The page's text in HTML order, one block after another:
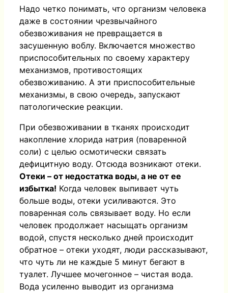
Надо четко понимать, что организм человека
даже в состоянии чрезвычайного
обезвоживания не превращается в
засушенную воблу. Включается множество
приспособительных по своему характеру
механизмов, противостоящих
обезвоживанию. А эти приспособительные
механизмы, в свою очередь, запускают
патологические реакции.
При обезвоживании в тканях происходит
накопление хлорида натрия (поваренной
соли) с целью осмотически связать
дефицитную воду. Отсюда возникают отеки.
Отеки – от недостатка воды, а не от ее
избытка! Когда человек выпивает чуть
больше воды, отеки усиливаются. Это
поваренная соль связывает воду. Но если
человек продолжает насыщать организм
водой, спустя несколько дней происходит
обратное – отеки уходят, люди рассказывают,
что чуть ли не каждые 5 минут бегают в
туалет. Лучшее мочегонное – чистая вода.
Вода усиленно выводит из организма